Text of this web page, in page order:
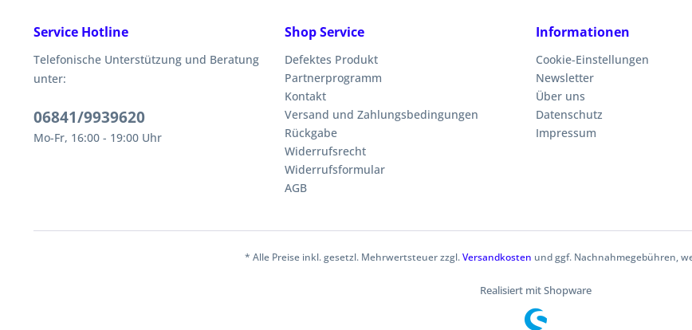
Service Hotline
Telefonische Unterstützung und Beratung
unter:
06841/9939620
Mo-Fr, 16:00 - 19:00 Uhr
Shop Service
Defektes Produkt
Partnerprogramm
Kontakt
Versand und Zahlungsbedingungen
Rückgabe
Widerrufsrecht
Widerrufsformular
AGB
Informationen
Cookie-Einstellungen
Newsletter
Über uns
Datenschutz
Impressum
* Alle Preise inkl. gesetzl. Mehrwertsteuer zzgl.Versandkosten und ggf. Nachnahmegebühren,
Realisiert mit Shopware